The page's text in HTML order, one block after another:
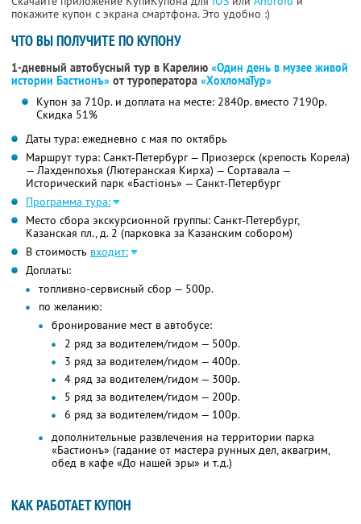
покажите купон с экрана смартфона. Это удобно :)
ЧТО ВЫ ПОЛУЧИТЕ ПО КУПОНУ
1-дневный автобусный тур в Карелию «Один день в музее живой
истории Бастионъ» от туроператора «ХохломаТур»
Купон за 710р. и доплата на месте: 2840р. вместо 7190р.
Скидка 51%
Даты тура: ежедневно с мая по октябрь
Маршрут тура: Санкт-Петербург — Приозерск (крепость Корела)
— Лахденпохья (Лютеранская Кирха) — Сортавала —
Исторический парк «Бастiонъ» — Санкт-Петербург
Программа тура:
Место сбора экскурсионной группы: Санкт-Петербург,
Казанская пл., д. 2 (парковка за Казанским собором)
В стоимость входит:
Доплаты:
топливно-сервисный сбор — 500р.
по желанию:
бронирование мест в автобусе:
2 ряд за водителем/гидом — 500р.
3 ряд за водителем/гидом — 400р.
4 ряд за водителем/гидом — 300р.
5 ряд за водителем/гидом — 200р.
6 ряд за водителем/гидом — 100р.
дополнительные развлечения на территории парка
«Бастионъ» (гадание от мастера рунных дел, аквагрим,
обед в кафе «До нашей эры» и т.д.)
КАК РАБОТАЕТ КУПОН